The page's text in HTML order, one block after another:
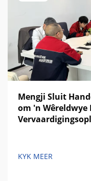
Mengji Sluit
om 'n Wêreldwye
KYK MEER